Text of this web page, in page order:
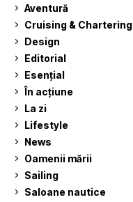
Aventură
Cruising & Chartering
Design
Editorial
Esențial
În acțiune
La zi
Lifestyle
News
Oamenii mării
Sailing
Saloane nautice